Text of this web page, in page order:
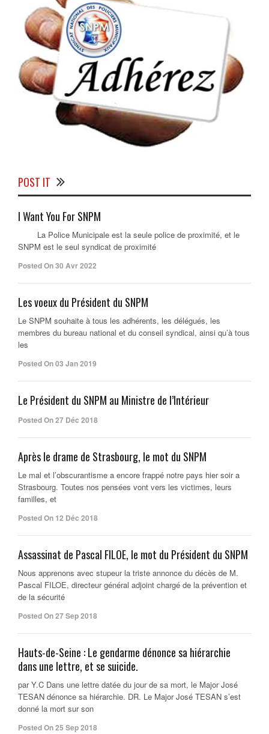
POST IT
I Want You For SNPM
La Police Municipale est la seule police de proximité, et le
SNPM est le seul syndicat de proximité
Posted On 30 Avr 2022
Les voeux du Président du SNPM
Le SNPM souhaite à tous les adhérents, les délégués, les
membres du bureau national et du conseil syndical, ainsi qu’à tous
les
Posted On 03 Jan 2019
Le Président du SNPM au Ministre de l’Intérieur
Posted On 27 Déc 2018
Après le drame de Strasbourg, le mot du SNPM
Le mal et l’obscurantisme a encore frappé notre pays hier soir a
Strasbourg. Toutes nos pensées vont vers les victimes, leurs
familles, et
Posted On 12 Déc 2018
Assassinat de Pascal FILOE, le mot du Président du SNPM
Nous apprenons avec stupeur la triste annonce du décès de M.
Pascal FILOE, directeur général adjoint chargé de la prévention et
de la sécurité
Posted On 27 Sep 2018
Hauts-de-Seine : Le gendarme dénonce sa hiérarchie
dans une lettre, et se suicide.
par Y.C Dans une lettre datée du jour de sa mort, le Major José
TESAN dénonce sa hiérarchie. DR. Le Major José TESAN s’est
donné la mort sur son
Posted On 25 Sep 2018